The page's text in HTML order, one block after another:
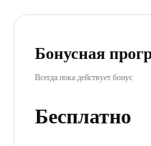
Бонусная
Всегда пока действует бонус
Бесплатно